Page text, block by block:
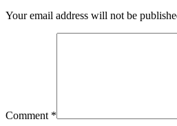
Your email address will not be
Comment *